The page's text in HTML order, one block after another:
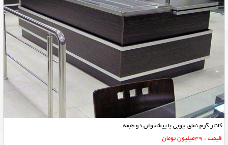
کانتر گرم نمای چوبی با پیشخوان دو طبقه
قیمت : 39میلیون تومان